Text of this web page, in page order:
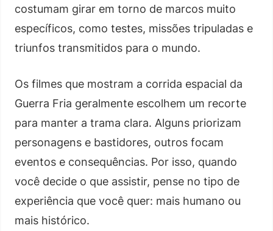
costumam girar em torno de marcos muito
específicos, como testes, missões tripuladas e
triunfos transmitidos para o mundo.
Os filmes que mostram a corrida espacial da
Guerra Fria geralmente escolhem um recorte
para manter a trama clara. Alguns priorizam
personagens e bastidores, outros focam
eventos e consequências. Por isso, quando
você decide o que assistir, pense no tipo de
experiência que você quer: mais humano ou
mais histórico.